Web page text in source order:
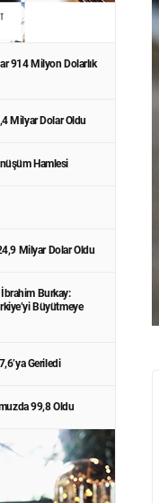
914 Milyon Dolarlık
Milyar Dolar Oldu
Hamlesi
Milyar Dolar Oldu
İbrahim Burkay:
Büyütmeye
Geriledi
99,8 Oldu